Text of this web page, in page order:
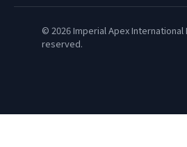
© 2026 Imperial Apex
reserved.